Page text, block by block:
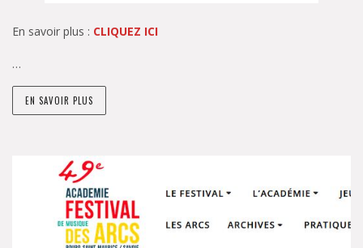
En savoir plus : CLIQUEZ ICI
…
EN SAVOIR PLUS